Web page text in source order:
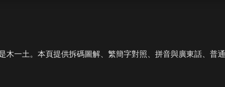
木一土。本頁提供拆碼圖解、繁簡字對照、拼音與廣東話、普